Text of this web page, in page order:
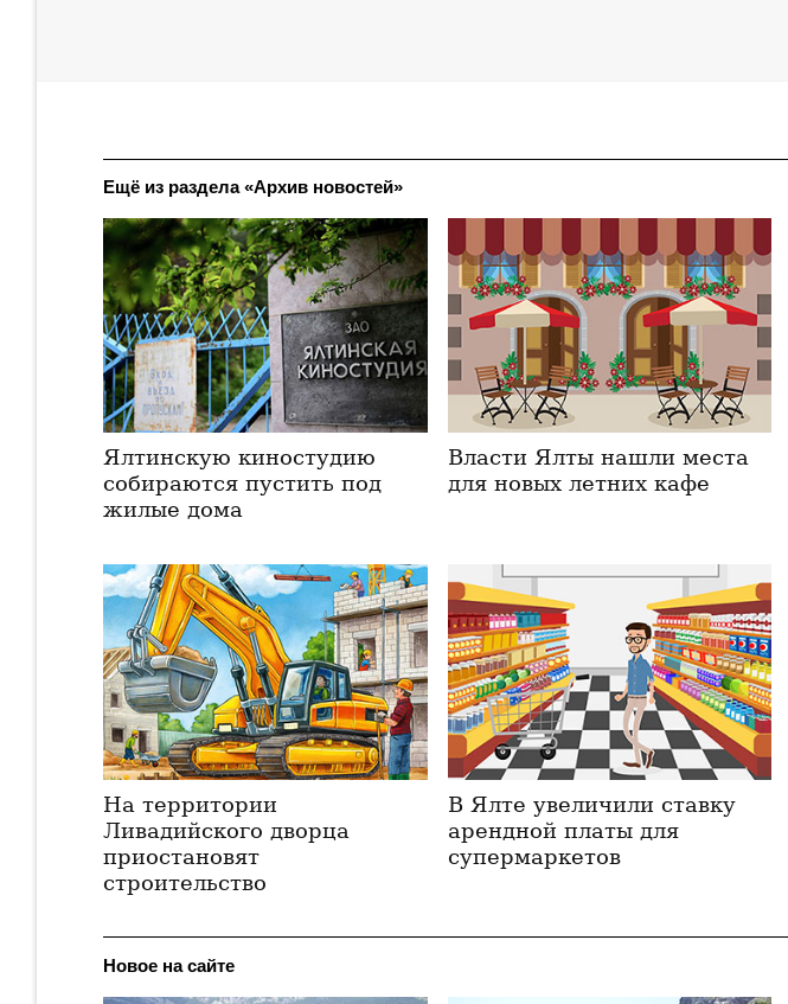
Ещё из раздела «Архив новостей»
Ялтинскую киностудию
собираются пустить под
жилые дома
Власти Ялты нашли места
для новых летних кафе
На территории
Ливадийского дворца
приостановят
строительство
В Ялте увеличили ставку
арендной платы для
супермаркетов
Новое на сайте